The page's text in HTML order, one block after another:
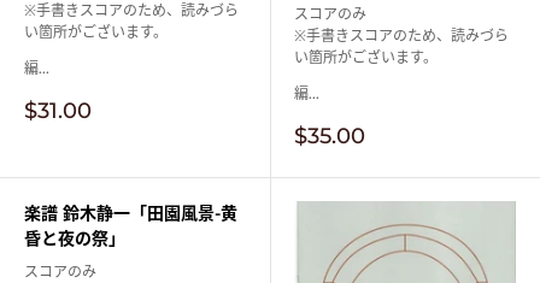
※手書きスコアのため、読みづら
い箇所がございます。
編...
販
格
$31.00
スコアのみ
※手書きスコアのため、読みづら
い箇所がございます。
編...
販
価
格
$35.00
楽譜 鈴木静一「田園風景-黄
昏と夜の祭」
スコアのみ